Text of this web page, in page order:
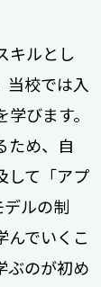
キルとし
当校では入
びます。
ため、自
して「アプ
ルの制
んでいくこ
ぶのが初め